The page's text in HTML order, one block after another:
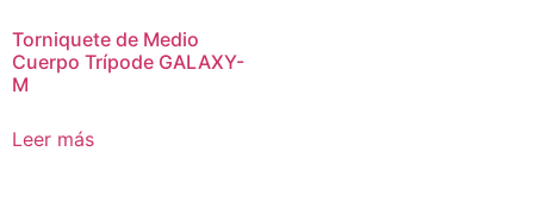
Torniquete de Medio
Cuerpo Trípode GALAXY-
M
Leer más